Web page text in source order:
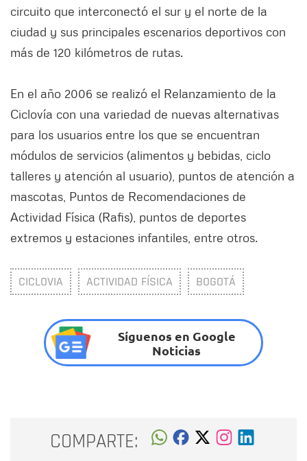
circuito que interconectó el sur y el norte de la
ciudad y sus principales escenarios deportivos con
más de 120 kilómetros de rutas.
En el año 2006 se realizó el Relanzamiento de la
Ciclovía con una variedad de nuevas alternativas
para los usuarios entre los que se encuentran
módulos de servicios (alimentos y bebidas, ciclo
talleres y atención al usuario), puntos de atención a
mascotas, Puntos de Recomendaciones de
Actividad Física (Rafis), puntos de deportes
extremos y estaciones infantiles, entre otros.
CICLOVIA ACTIVIDAD FÍSICA BOGOTÁ
Síguenos en Google
Noticias
COMPARTE: